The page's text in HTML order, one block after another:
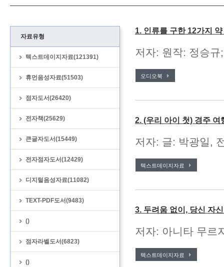
자료유형
텍스트데이지자료(121391)
휴먼음성자료(51503)
점자도서(26420)
전자책(25629)
큰글자도서(15449)
전자점자도서(12429)
디지털음성자료(11082)
TEXT-PDF도서(9483)
()
점자라벨도서(6823)
()
1. 인류를 구한 12가지
저자: 원작: 정승
오디오북
2. (우리 아이 첫) 경주 여
저자: 글: 박광일,
텍스트데이지자료
3. 두려움 없이, 당신 자
저자: 아니타 무르
텍스트데이지자료